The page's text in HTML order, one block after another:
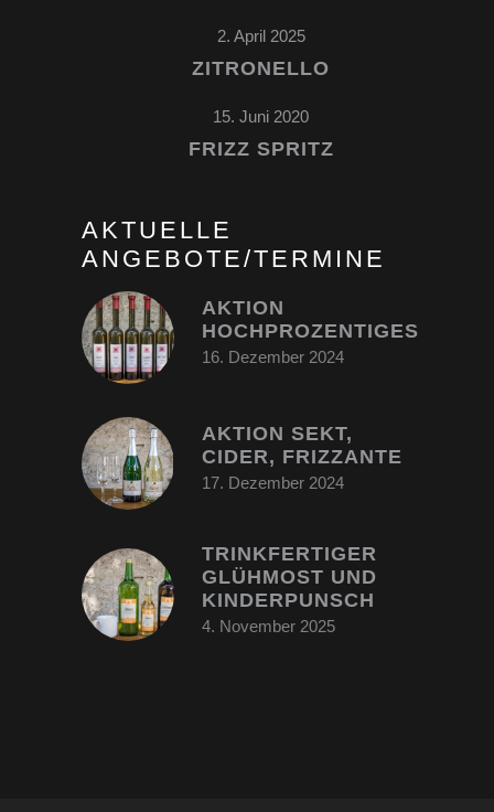
2. April 2025
ZITRONELLO
15. Juni 2020
FRIZZ SPRITZ
AKTUELLE
ANGEBOTE/TERMINE
AKTION
HOCHPROZENTIGES
16. Dezember 2024
AKTION SEKT,
CIDER, FRIZZANTE
17. Dezember 2024
TRINKFERTIGER
GLÜHMOST UND
KINDERPUNSCH
4. November 2025